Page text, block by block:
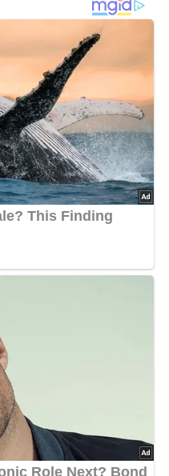
wir…
zum Rezept?
Kommentar am
Bewertung!
alle groben
tropfnass in einen
bei mittlerer Hitze 5